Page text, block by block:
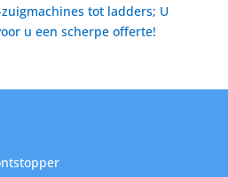
tot ladders; U
u een scherpe offerte!